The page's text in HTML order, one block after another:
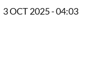
3 OCT 2025 - 04:03